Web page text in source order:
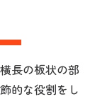
長の板状の部
的な役割をし